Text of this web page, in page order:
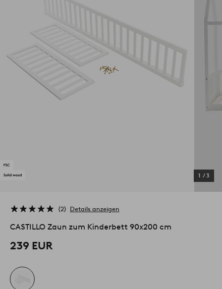
1 /3
2 Details anzeigen
CASTILLO Zaun zum Kinderbett 90x200 cm
239 EUR